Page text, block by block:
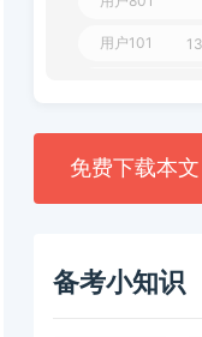
用户279
免费下载本文
备考小知识